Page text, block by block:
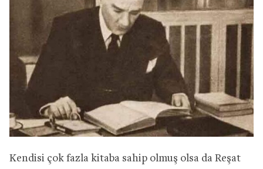
Kendisi çok fazla kitaba sahip olmuş olsa da Reşat